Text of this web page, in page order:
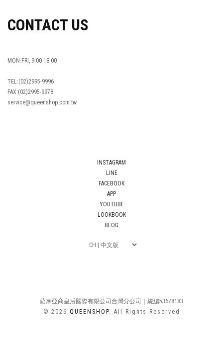
CONTACT US
MON-FRI, 9:00-18:00
TEL:(02)2995-9996
FAX:(02)2995-9978
service@queenshop.com.tw
INSTAGRAM
LINE
FACEBOOK
APP
YOUTUBE
LOOKBOOK
BLOG
薩摩亞商皇后國際有限公司台灣分公司｜統編53678183
© 2026 QUEENSHOP. All Rights Reserved